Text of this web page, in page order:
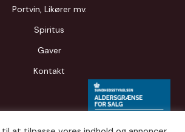
Portvin, Likører mv.
Spiritus
Gaver
Kontakt